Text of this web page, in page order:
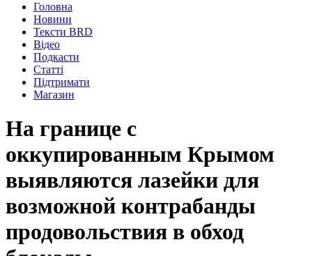
Головна
Новини
Тексти BRD
Відео
Подкасти
Статті
Підтримати
Магазин
На границе с
оккупированным Крымом
выявляются лазейки для
возможной контрабанды
продовольствия в обход